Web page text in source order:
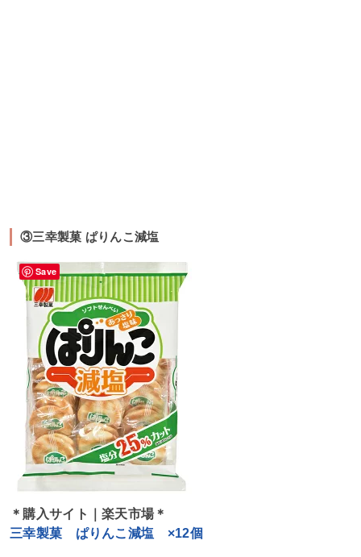
③三幸製菓 ぱりんこ減塩
＊購入サイト｜楽天市場＊
三幸製菓 ぱりんこ減塩 ×12個
Save